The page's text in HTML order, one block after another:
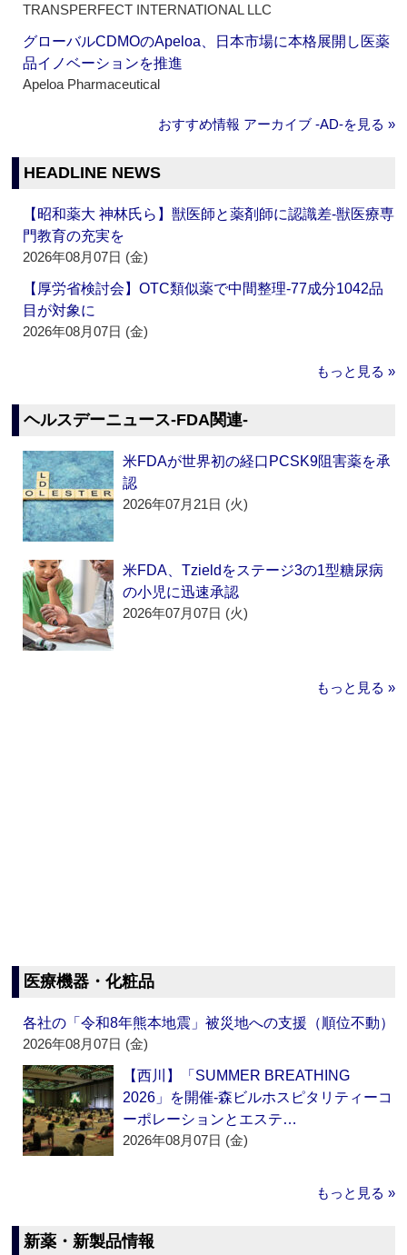
TRANSPERFECT INTERNATIONAL LLC
グローバルCDMOのApeloa、日本市場に本格展開し医薬
品イノベーションを推進
Apeloa Pharmaceutical
おすすめ情報 アーカイブ ‐AD‐を見る »
HEADLINE NEWS
【昭和薬大 神林氏ら】獣医師と薬剤師に認識差‐獣医療専
門教育の充実を
2026年08月07日 (金)
【厚労省検討会】OTC類似薬で中間整理‐77成分1042品
目が対象に
2026年08月07日 (金)
もっと見る »
ヘルスデーニュース‐FDA関連‐
米FDAが世界初の経口PCSK9阻害薬を承
認
2026年07月21日 (火)
米FDA、Tzieldをステージ3の1型糖尿病
の小児に迅速承認
2026年07月07日 (火)
もっと見る »
医療機器・化粧品
各社の「令和8年熊本地震」被災地への支援（順位不動）
2026年08月07日 (金)
【西川】「SUMMER BREATHING
2026」を開催‐森ビルホスピタリティーコ
ーポレーションとエステ…
2026年08月07日 (金)
もっと見る »
新薬・新製品情報